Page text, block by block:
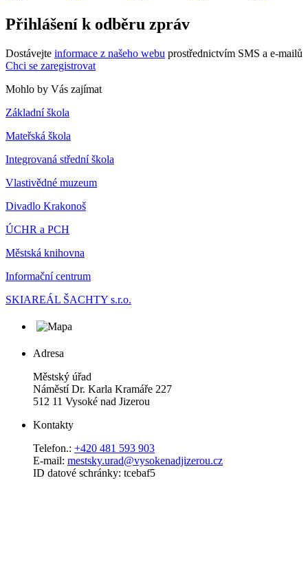
Přihlášení k odběru zpráv
Dostávejte informace z našeho webu prostřednictvím SMS a e-mailů
Chci se zaregistrovat
Mohlo by Vás zajímat
Základní škola
Mateřská škola
Integrovaná střední škola
Vlastivědné muzeum
Divadlo Krakonoš
ÚCHR a PCH
Městská knihovna
Informační centrum
SKIAREÁL ŠACHTY s.r.o.
Adresa
Městský úřad
Náměstí Dr. Karla Kramáře 227
512 11 Vysoké nad Jizerou
Kontakty
Telefon.: +420 481 593 903
E-mail: mestsky.urad@vysokenadjizerou.cz
ID datové schránky: tcebaf5